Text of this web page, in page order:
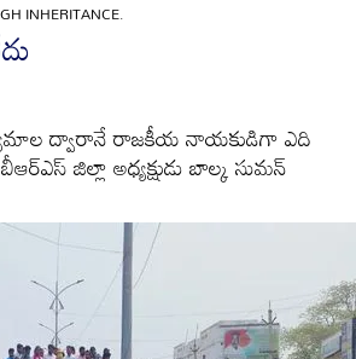
INHERITANCE.
ద్వారానే రాజకీయ నాయకుడిగా ఎది
జిల్లా అధ్యక్షుడు బాల్క సుమన్‌